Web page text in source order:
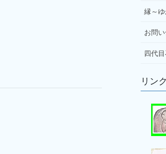
縁～
お問
四代
リン